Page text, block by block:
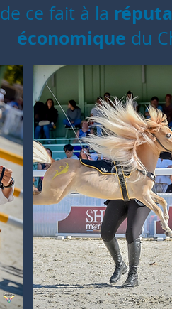
de ce fait à la
économique du